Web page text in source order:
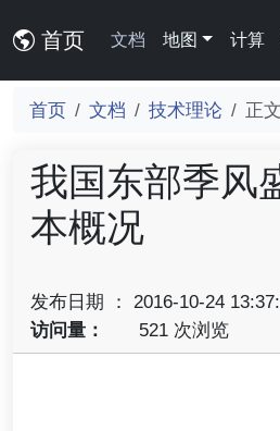
首页 文档 地图 计算
首页 文档 技术理论 正文
我国东部季风
本概况
发布日期 ： 2016-10-24
访问量：
521 次浏览